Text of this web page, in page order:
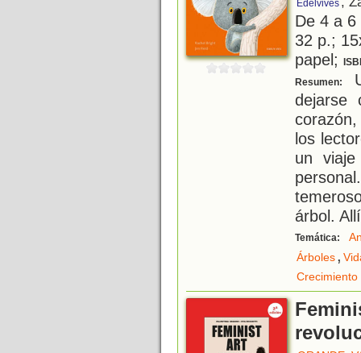
Edelvives
De 4 a
32 p.;
papel;
Resumen:
dejarse
los
un
árbol. Allí
Temática:
Árboles,
Crecimiento